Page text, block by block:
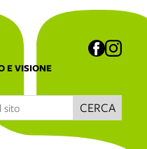
E VISIONE
CERCA